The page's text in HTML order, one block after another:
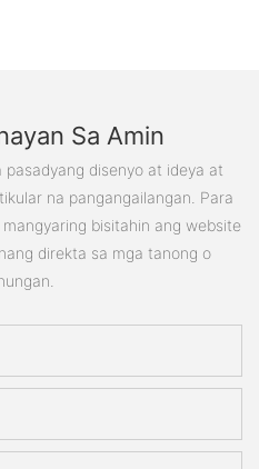
Sa Amin
disenyo at ideya at
na pangangailangan. Para
bisitahin ang website
direkta sa mga tanong o